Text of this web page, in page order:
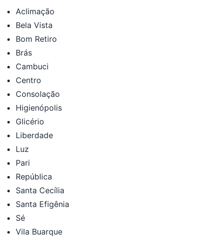
Aclimação
Bela Vista
Bom Retiro
Brás
Cambuci
Centro
Consolação
Higienópolis
Glicério
Liberdade
Luz
Pari
República
Santa Cecília
Santa Efigênia
Sé
Vila Buarque